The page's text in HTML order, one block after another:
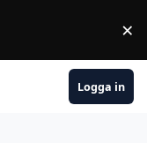
×
Logga in